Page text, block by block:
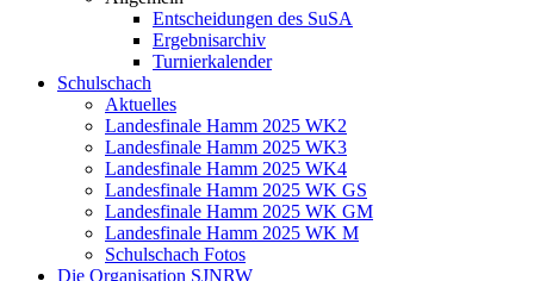
Entscheidungen des SuSA
Ergebnisarchiv
Turnierkalender
Schulschach
Aktuelles
Landesfinale Hamm 2025 WK2
Landesfinale Hamm 2025 WK3
Landesfinale Hamm 2025 WK4
Landesfinale Hamm 2025 WK GS
Landesfinale Hamm 2025 WK GM
Landesfinale Hamm 2025 WK M
Schulschach Fotos
Die Organisation SJNRW